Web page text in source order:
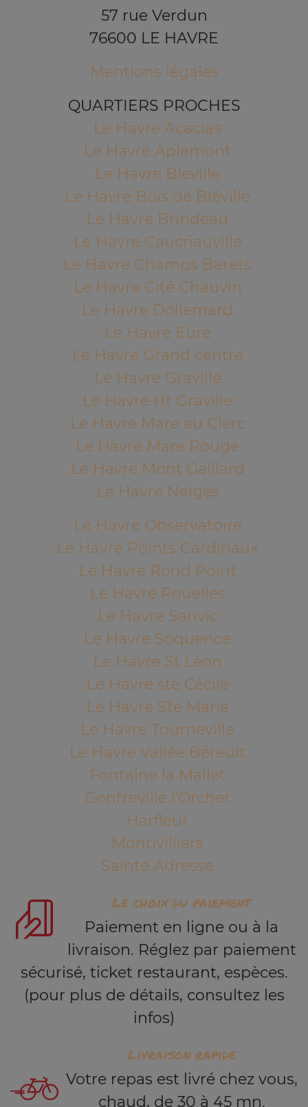
57 rue Verdun
76600 LE HAVRE
Mentions légales
QUARTIERS PROCHES
Le Havre Acacias
Le Havre Aplemont
Le Havre Bléville
Le Havre Bois de Bléville
Le Havre Brindeau
Le Havre Caucriauville
Le Havre Champs Barets
Le Havre Cité Chauvin
Le Havre Dollemard
Le Havre Eure
Le Havre Grand centre
Le Havre Graville
Le Havre Ht Graville
Le Havre Mare au Clerc
Le Havre Mare Rouge
Le Havre Mont Gaillard
Le Havre Neiges
Le Havre Observatoire
Le Havre Points Cardinaux
Le Havre Rond Point
Le Havre Rouelles
Le Havre Sanvic
Le Havre Soquence
Le Havre St Léon
Le Havre ste Cécile
Le Havre Ste Marie
Le Havre Tourneville
Le Havre Vallée Béreult
Fontaine la Mallet
Gonfreville l'Orcher
Harfleur
Montivilliers
Sainte Adresse
Le choix du paiement
Paiement en ligne ou à la
livraison. Réglez par paiement
sécurisé, ticket restaurant, espèces.
(pour plus de détails, consultez les
infos)
Livraison rapide
Votre repas est livré chez vous,
chaud, de 30 à 45 mn.